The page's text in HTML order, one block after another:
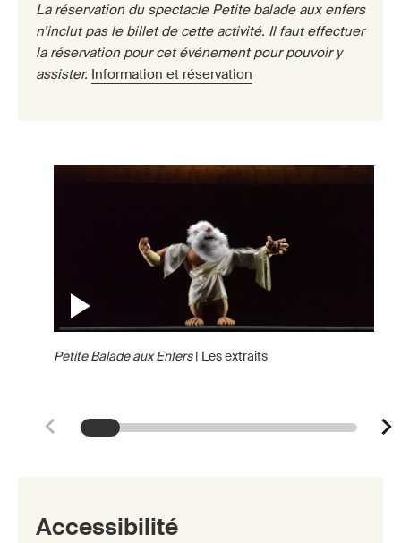
La réservation du spectacle Petite balade aux enfers
n’inclut pas le billet de cette activité. Il faut effectuer
la réservation pour cet événement pour pouvoir y
assister. Information et réservation
Petite Balade aux Enfers| Les extraits
Accessibilité